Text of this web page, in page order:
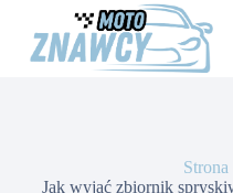
Strona
Jak wyjąć zbiornik